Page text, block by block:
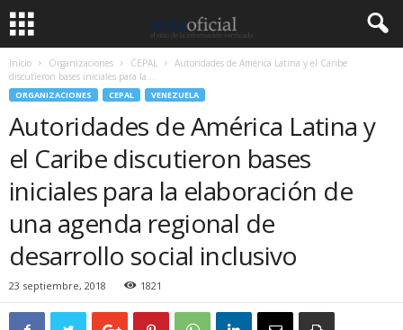
Inicio Organizaciones CEPAL
Autoridades de América Latina y el Caribe
discutieron bases iniciales para la...
ORGANIZACIONES CEPAL VENEZUELA
Autoridades de América Latina y
el Caribe discutieron bases
iniciales para la elaboración de
una agenda regional de
desarrollo social inclusivo
23 septiembre, 2018 1821